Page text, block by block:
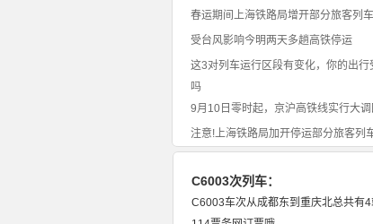
春运期间上海铁路局增开部分旅客列车
受台风影响今明两天多趟高铁停运
这3对列车运行区段有变化，你的出行
吗
9月10日零时起，京沪高铁线实行大调
注意!上海铁路局加开停运部分旅客列
C6003次列车：
C6003车次从成都东到重庆北总共有